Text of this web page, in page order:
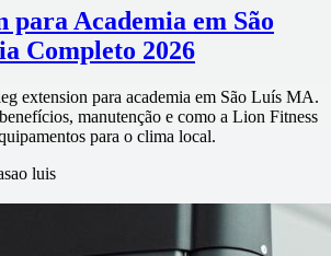
para Academia em São
Completo 2026
extension para academia em São Luís MA.
manutenção e como a Lion Fitness
para o clima local.
sao luis